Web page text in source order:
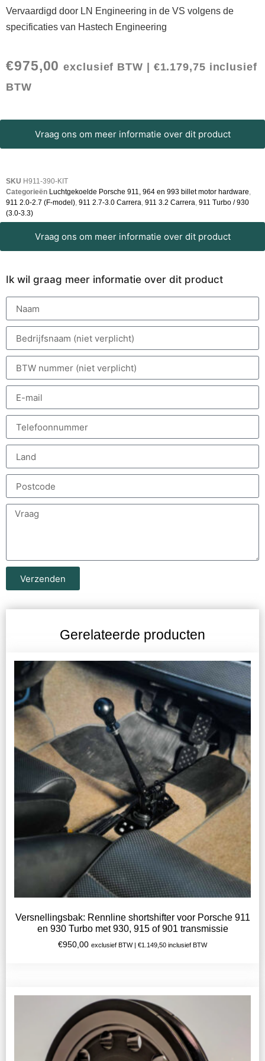
Vervaardigd door LN Engineering in de VS volgens de
specificaties van Hastech Engineering
€975,00 exclusief BTW | €1.179,75 inclusief
BTW
Vraag ons om meer informatie over dit product
SKU H911-390-KIT
Categorieën Luchtgekoelde Porsche 911, 964 en 993 billet motor hardware,
911 2.0-2.7 (F-model), 911 2.7-3.0 Carrera, 911 3.2 Carrera, 911 Turbo / 930
(3.0-3.3)
Vraag ons om meer informatie over dit product
Ik wil graag meer informatie over dit product
Verzenden
Gerelateerde producten
Versnellingsbak: Rennline shortshifter voor Porsche 911
en 930 Turbo met 930, 915 of 901 transmissie
€950,00 exclusief BTW | €1.149,50 inclusief BTW